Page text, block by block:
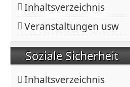
Inhaltsverzeichnis
Veranstaltungen usw
Soziale Sicherheit
Inhaltsverzeichnis